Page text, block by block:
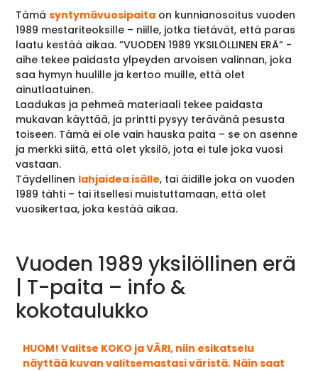
Tämäsyntymävuosipaita on kunnianosoitus vuoden
1989 mestariteoksille – niille, jotka tietävät, että paras
laatu kestää aikaa. ”VUODEN 1989 YKSILÖLLINEN ERÄ” -
aihe tekee paidasta ylpeyden arvoisen valinnan, joka
saa hymyn huulille ja kertoo muille, että olet
ainutlaatuinen.
Laadukas ja pehmeä materiaali tekee paidasta
mukavan käyttää, ja printti pysyy terävänä pesusta
toiseen. Tämä ei ole vain hauska paita – se on asenne
ja merkki siitä, että olet yksilö, jota ei tule joka vuosi
vastaan.
Täydellinen lahjaidea isälle, tai äidille joka on vuoden
1989 tähti – tai itsellesi muistuttamaan, että olet
vuosikertaa, joka kestää aikaa.
Vuoden 1989 yksilöllinen erä
| T-paita – info &
kokotaulukko
HUOM! Valitse KOKO ja VÄRI, niin esikatselu
näyttää kuvan valitsemastasi väristä. Näin saat